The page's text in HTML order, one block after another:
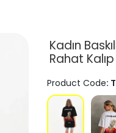
Kadın
Rahat
Product Code: